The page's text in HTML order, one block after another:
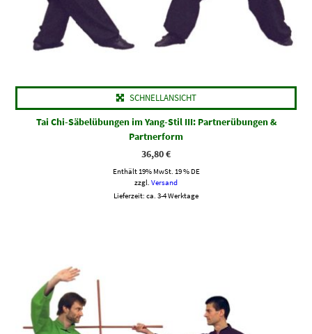
SCHNELLANSICHT
Tai Chi-Säbelübungen im Yang-Stil III: Partnerübungen &
Partnerform
36,80€
Enthält 19% MwSt. 19 % DE
zzgl. Versand
Lieferzeit: ca. 3-4 Werktage